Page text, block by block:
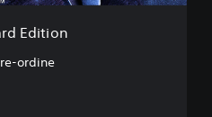
Edition
ordine